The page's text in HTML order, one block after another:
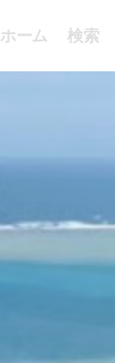
ホーム 検索